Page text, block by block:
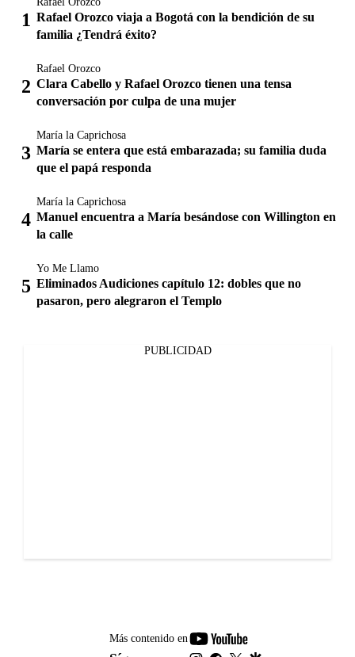
Rafael Orozco viaja a Bogotá con la bendición de su
familia ¿Tendrá éxito?
Rafael Orozco
Clara Cabello y Rafael Orozco tienen una tensa
conversación por culpa de una mujer
María la Caprichosa
María se entera que está embarazada; su familia duda
que el papá responda
María la Caprichosa
Manuel encuentra a María besándose con Willington en
la calle
Yo Me Llamo
Eliminados Audiciones capítulo 12: dobles que no
pasaron, pero alegraron el Templo
PUBLICIDAD
Más contenido en
youtube-
footer